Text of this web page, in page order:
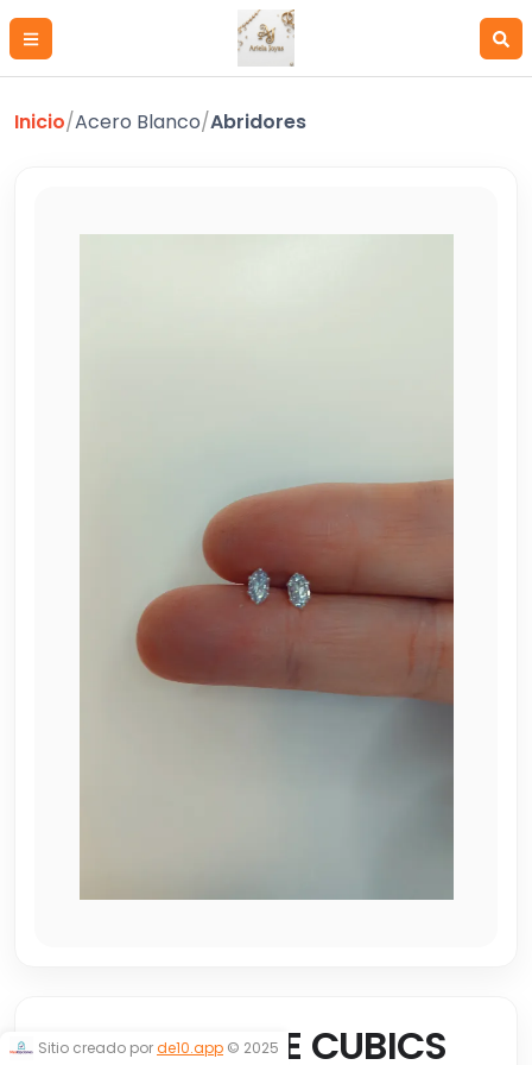
Inicio/Acero Blanco/Abridores
ABRIDORES DE CUBICS
Sitio creado porde10.app © 2025